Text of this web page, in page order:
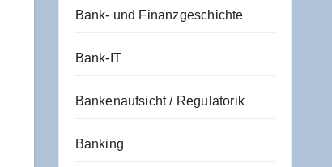
Bank- und Finanzgeschichte
Bank-IT
Bankenaufsicht / Regulatorik
Banking